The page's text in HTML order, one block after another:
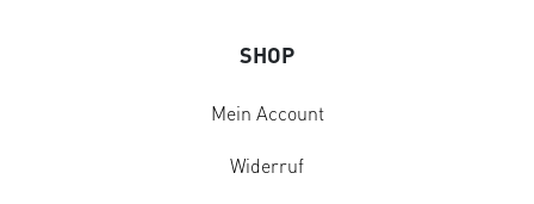
SHOP
Mein Account
Widerruf